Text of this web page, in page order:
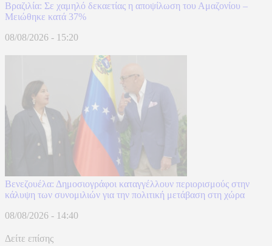
Βραζιλία: Σε χαμηλό δεκαετίας η αποψίλωση του Αμαζονίου –
Μειώθηκε κατά 37%
08/08/2026 - 15:20
Βενεζουέλα: Δημοσιογράφοι καταγγέλλουν περιορισμούς στην
κάλυψη των συνομιλιών για την πολιτική μετάβαση στη χώρα
08/08/2026 - 14:40
Δείτε επίσης